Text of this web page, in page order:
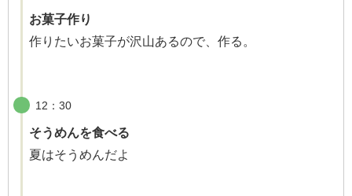
お菓子作り
作りたいお菓子が沢山あるので、作る。
12：30
そうめんを食べる
夏はそうめんだよ